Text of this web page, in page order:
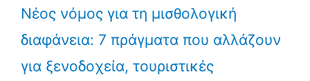
Νέος νόμος για τη μισθολογική
διαφάνεια: 7 πράγματα που αλλάζουν
για ξενοδοχεία, τουριστικές